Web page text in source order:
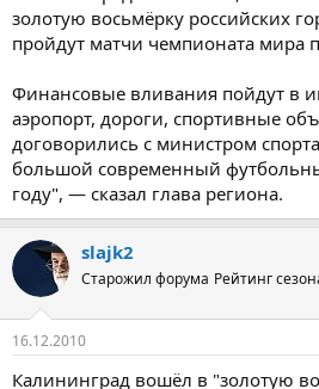
золотую восьмёрку российских
пройдут матчи чемпионата мира
Финансовые вливания пойдут в
аэропорт, дороги, спортивные
договорились с министром
большой современный
году", — сказал глава региона.
slajk2
Старожил форума Рейтинг
16.12.2010
Калининград вошёл в "золотую